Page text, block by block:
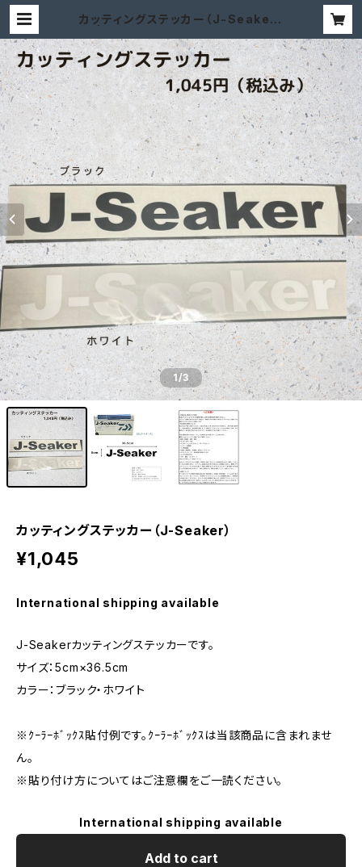
カッティングステッカー（J-Seaker）
1/3
カッティングステッカー（J-Seaker）
¥1,045
International shipping available
J-Seakerカッティングステッカーです。
サイズ：5cm×36.5cm
カラー：ブラック・ホワイト
※ｸｰﾗｰﾎﾞｯｸｽ貼付例です。ｸｰﾗｰﾎﾞｯｸｽは当該商品に含まれませ
ん。
※貼り付け方についてはご注意欄をご一読ください。
International shipping available
Add to cart